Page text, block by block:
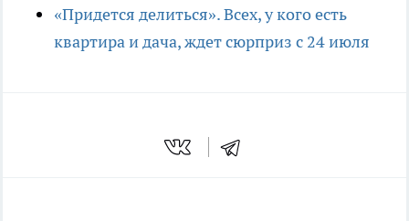
«Придется делиться». Всех, у кого есть
квартира и дача, ждет сюрприз с 24 июля